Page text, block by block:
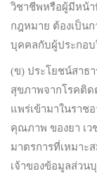
วิชาชีพหรือผู้มีหน้
กฎหมาย ต้องเป็น
บุคคลกับผู้ประกอ
(ข) ประโยชน์สาธ
สุขภาพจากโรคติ
แพร่เข้ามาในราช
คุณภาพ ของยา เ
มาตรการที่เหมาะ
เจ้าของข้อมูลส่วน